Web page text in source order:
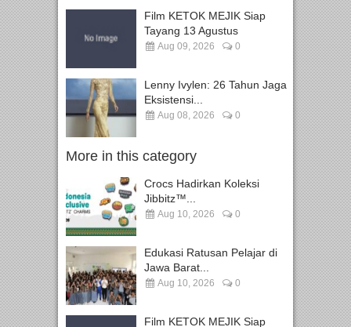
Film KETOK MEJIK Siap
Tayang 13 Agustus
Aug 09, 2026 0
Lenny Ivylen: 26 Tahun Jaga
Eksistensi...
Aug 08, 2026 0
More in this category
Crocs Hadirkan Koleksi
Jibbitz™...
Aug 10, 2026 0
Edukasi Ratusan Pelajar di
Jawa Barat...
Aug 10, 2026 0
Film KETOK MEJIK Siap